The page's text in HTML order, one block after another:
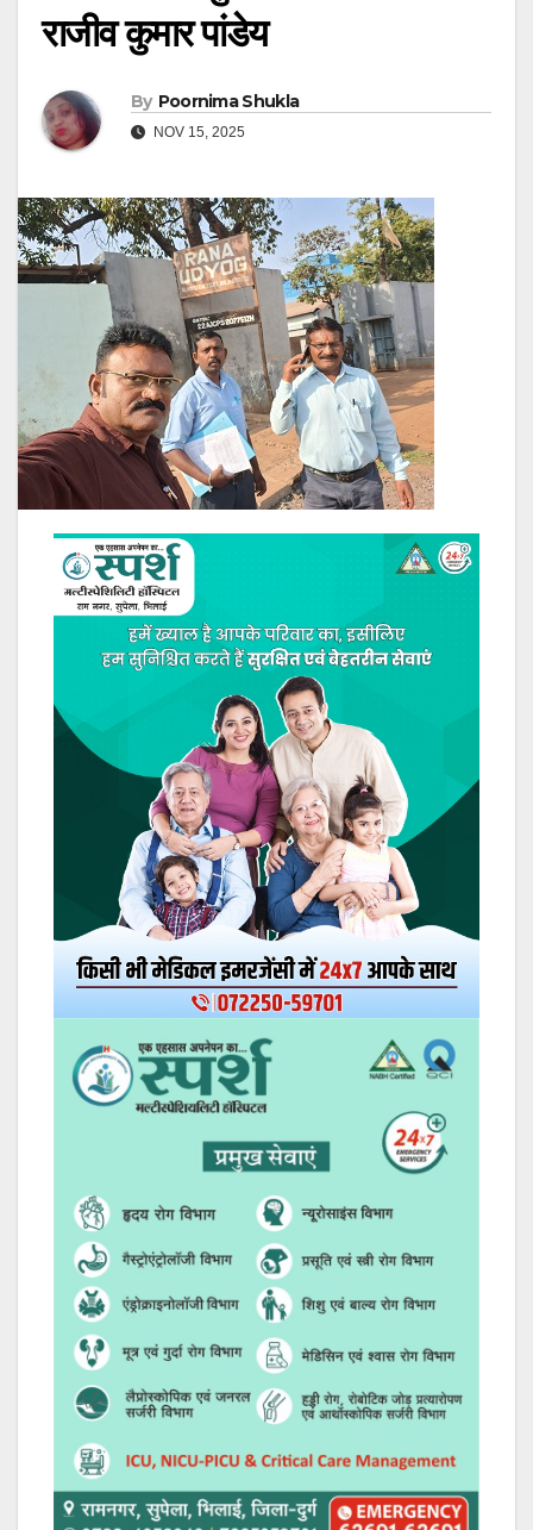
राजीव कुमार पांडेय
By Poornima Shukla
NOV 15, 2025